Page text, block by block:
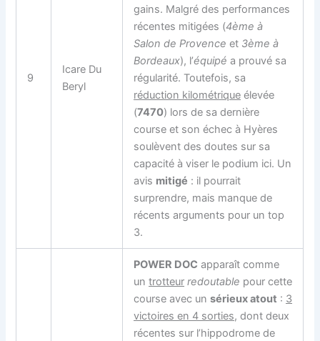
9
Icare Du
Beryl
gains. Malgré des performances
récentes mitigées (4ème à
Salon de Provence et 3ème à
Bordeaux), l’équipé a prouvé sa
régularité. Toutefois, sa
réduction kilométrique élevée
(7470) lors de sa dernière
course et son échec à Hyères
soulèvent des doutes sur sa
capacité à viser le podium ici. Un
avis mitigé : il pourrait
surprendre, mais manque de
récents arguments pour un top
3.
POWER DOC apparaît comme
untrotteur redoutable pour cette
course avec unsérieux atout : 3
victoires en 4 sorties, dont deux
récentes sur l’hippodrome de